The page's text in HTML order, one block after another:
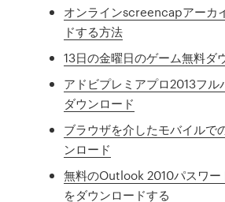
オンラインscreencapアーカ
ドする方法
13日の金曜日のゲーム無料ダ
アドビプレミアプロ2013フル
ダウンロード
ブラウザを介したモバイルで
ンロード
無料のOutlook 2010パスワー
をダウンロードする